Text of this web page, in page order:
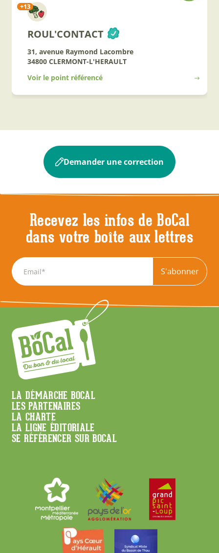
+13
ROUL'CONTACT
31, avenue Raymond Lacombre
34800 CLERMONT-L'HERAULT
Voir le point référencé
Demander une correction
Recevez les infos de BoCal
dans votre boîte aux lettres
S'abonner
Menu
Footer
LA DÉMARCHE BOCAL
LES PARTENAIRES
LA CHARTE
LA LIGNE ÉDITORIALE
SE RÉFÉRENCER SUR BOCAL